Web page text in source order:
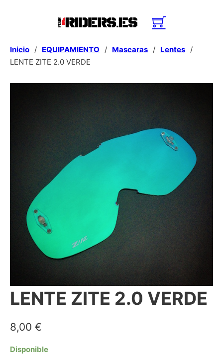
Inicio / EQUIPAMIENTO / Mascaras / Lentes /
LENTE ZITE 2.0 VERDE
LENTE ZITE 2.0 VERDE
8,00 €
Disponible